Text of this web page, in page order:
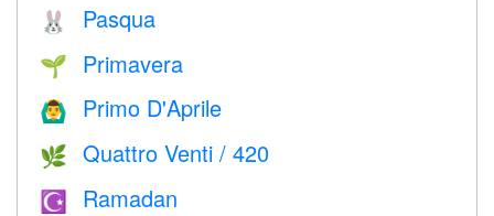
🐰 Pasqua
🌱 Primavera
🙆‍♂️ Primo D'Aprile
🌿 Quattro Venti / 420
☪️ Ramadan